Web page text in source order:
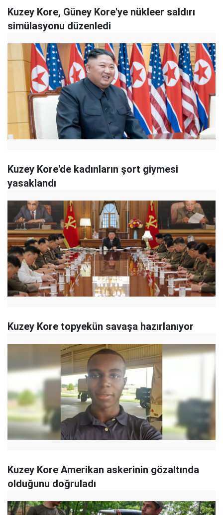
Kuzey Kore, Güney Kore'ye nükleer saldırı
simülasyonu düzenledi
Kuzey Kore'de kadınların şort giymesi
yasaklandı
Kuzey Kore topyekün savaşa hazırlanıyor
Kuzey Kore Amerikan askerinin gözaltında
olduğunu doğruladı